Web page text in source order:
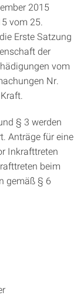
2015
vom 25.
Erste Satzung
der
vom
Nr.
§ 3 werden
Anträge für eine
Inkrafttreten
beim
gemäß § 6